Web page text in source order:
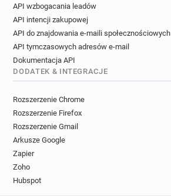
API wzbogacania leadów
API intencji zakupowej
API do znajdowania e-maili społecznościowych
API tymczasowych adresów e-mail
Dokumentacja API
DODATEK & INTEGRACJE
Rozszerzenie Chrome
Rozszerzenie Firefox
Rozszerzenie Gmail
Arkusze Google
Zapier
Zoho
Hubspot